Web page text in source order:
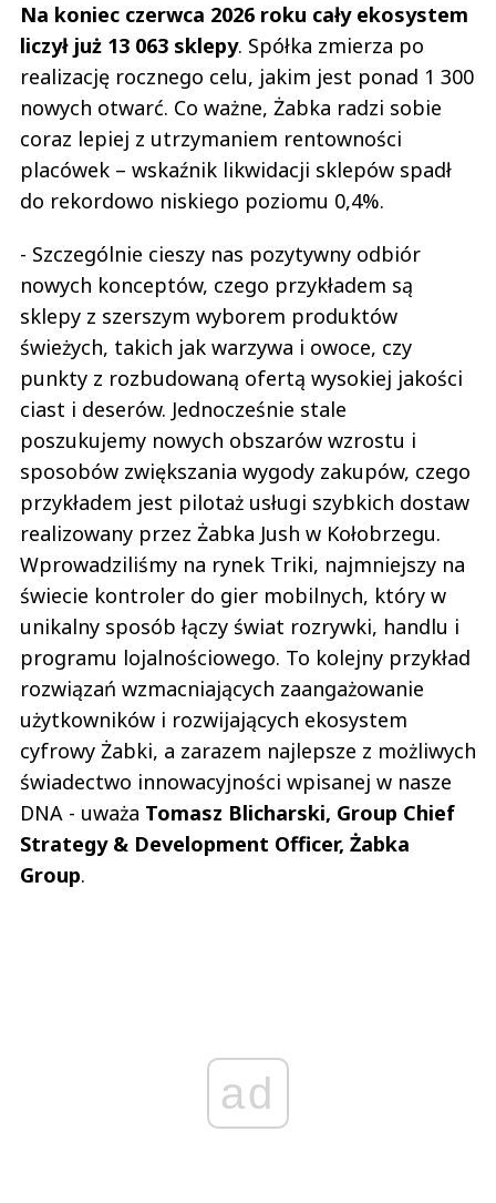
Na koniec czerwca 2026 roku cały ekosystem
liczył już 13 063 sklepy. Spółka zmierza po
realizację rocznego celu, jakim jest ponad 1 300
nowych otwarć. Co ważne, Żabka radzi sobie
coraz lepiej z utrzymaniem rentowności
placówek – wskaźnik likwidacji sklepów spadł
do rekordowo niskiego poziomu 0,4%.
- Szczególnie cieszy nas pozytywny odbiór
nowych konceptów, czego przykładem są
sklepy z szerszym wyborem produktów
świeżych, takich jak warzywa i owoce, czy
punkty z rozbudowaną ofertą wysokiej jakości
ciast i deserów. Jednocześnie stale
poszukujemy nowych obszarów wzrostu i
sposobów zwiększania wygody zakupów, czego
przykładem jest pilotaż usługi szybkich dostaw
realizowany przez Żabka Jush w Kołobrzegu.
Wprowadziliśmy na rynek Triki, najmniejszy na
świecie kontroler do gier mobilnych, który w
unikalny sposób łączy świat rozrywki, handlu i
programu lojalnościowego. To kolejny przykład
rozwiązań wzmacniających zaangażowanie
użytkowników i rozwijających ekosystem
cyfrowy Żabki, a zarazem najlepsze z możliwych
świadectwo innowacyjności wpisanej w nasze
DNA - uważa Tomasz Blicharski, Group Chief
Strategy & Development Officer, Żabka
Group.
ad